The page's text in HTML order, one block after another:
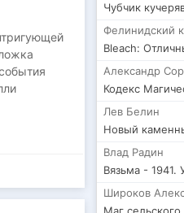
Чубчик
Фелинидский
Александр
Кодекс
Лев Белин
Новый
Влад Радин
Вязьма - 1941.
Широков